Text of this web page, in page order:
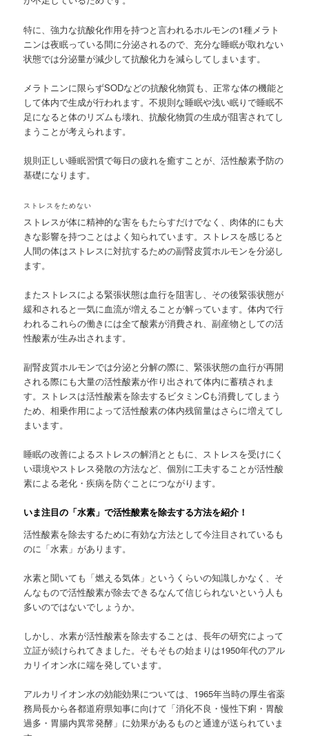
特に、強力な抗酸化作用を持つと言われるホルモンの1種メラト
ニンは夜眠っている間に分泌されるので、充分な睡眠が取れない
状態では分泌量が減少して抗酸化力を減らしてしまいます。
メラトニンに限らずSODなどの抗酸化物質も、正常な体の機能と
して体内で生成が行われます。不規則な睡眠や浅い眠りで睡眠不
足になると体のリズムも壊れ、抗酸化物質の生成が阻害されてし
まうことが考えられます。
規則正しい睡眠習慣で毎日の疲れを癒すことが、活性酸素予防の
基礎になります。
ストレスをためない
ストレスが体に精神的な害をもたらすだけでなく、肉体的にも大
きな影響を持つことはよく知られています。ストレスを感じると
人間の体はストレスに対抗するための副腎皮質ホルモンを分泌し
ます。
またストレスによる緊張状態は血行を阻害し、その後緊張状態が
緩和されると一気に血流が増えることが解っています。体内で行
われるこれらの働きには全て酸素が消費され、副産物としての活
性酸素が生み出されます。
副腎皮質ホルモンでは分泌と分解の際に、緊張状態の血行が再開
される際にも大量の活性酸素が作り出されて体内に蓄積されま
す。ストレスは活性酸素を除去するビタミンCも消費してしまう
ため、相乗作用によって活性酸素の体内残留量はさらに増えてし
まいます。
睡眠の改善によるストレスの解消とともに、ストレスを受けにく
い環境やストレス発散の方法など、個別に工夫することが活性酸
素による老化・疾病を防ぐことにつながります。
いま注目の「水素」で活性酸素を除去する方法を紹介！
活性酸素を除去するために有効な方法として今注目されているも
のに「水素」があります。
水素と聞いても「燃える気体」というくらいの知識しかなく、そ
んなもので活性酸素が除去できるなんて信じられないという人も
多いのではないでしょうか。
しかし、水素が活性酸素を除去することは、長年の研究によって
立証が続けられてきました。そもそもの始まりは1950年代のアル
カリイオン水に端を発しています。
アルカリイオン水の効能効果については、1965年当時の厚生省薬
務局長から各都道府県知事に向けて「消化不良・慢性下痢・胃酸
過多・胃腸内異常発酵」に効果があるものと通達が送られていま